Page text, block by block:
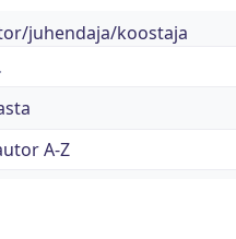
juhendaja/koostaja